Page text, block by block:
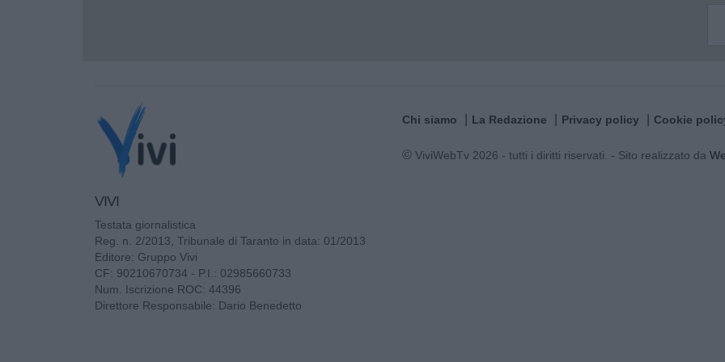
VIVI
Testata giornalistica
Reg. n. 2/2013, Tribunale di Taranto in data: 01/2013
Editore: Gruppo Vivi
CF: 90210670734 - P.I.: 02985660733
Num. Iscrizione ROC: 44396
Direttore Responsabile: Dario Benedetto
Chi siamo La Redazione Privacy policy Cookie
© ViviWebTv 2026 - tutti i diritti riservati. - Sito realizzato da We